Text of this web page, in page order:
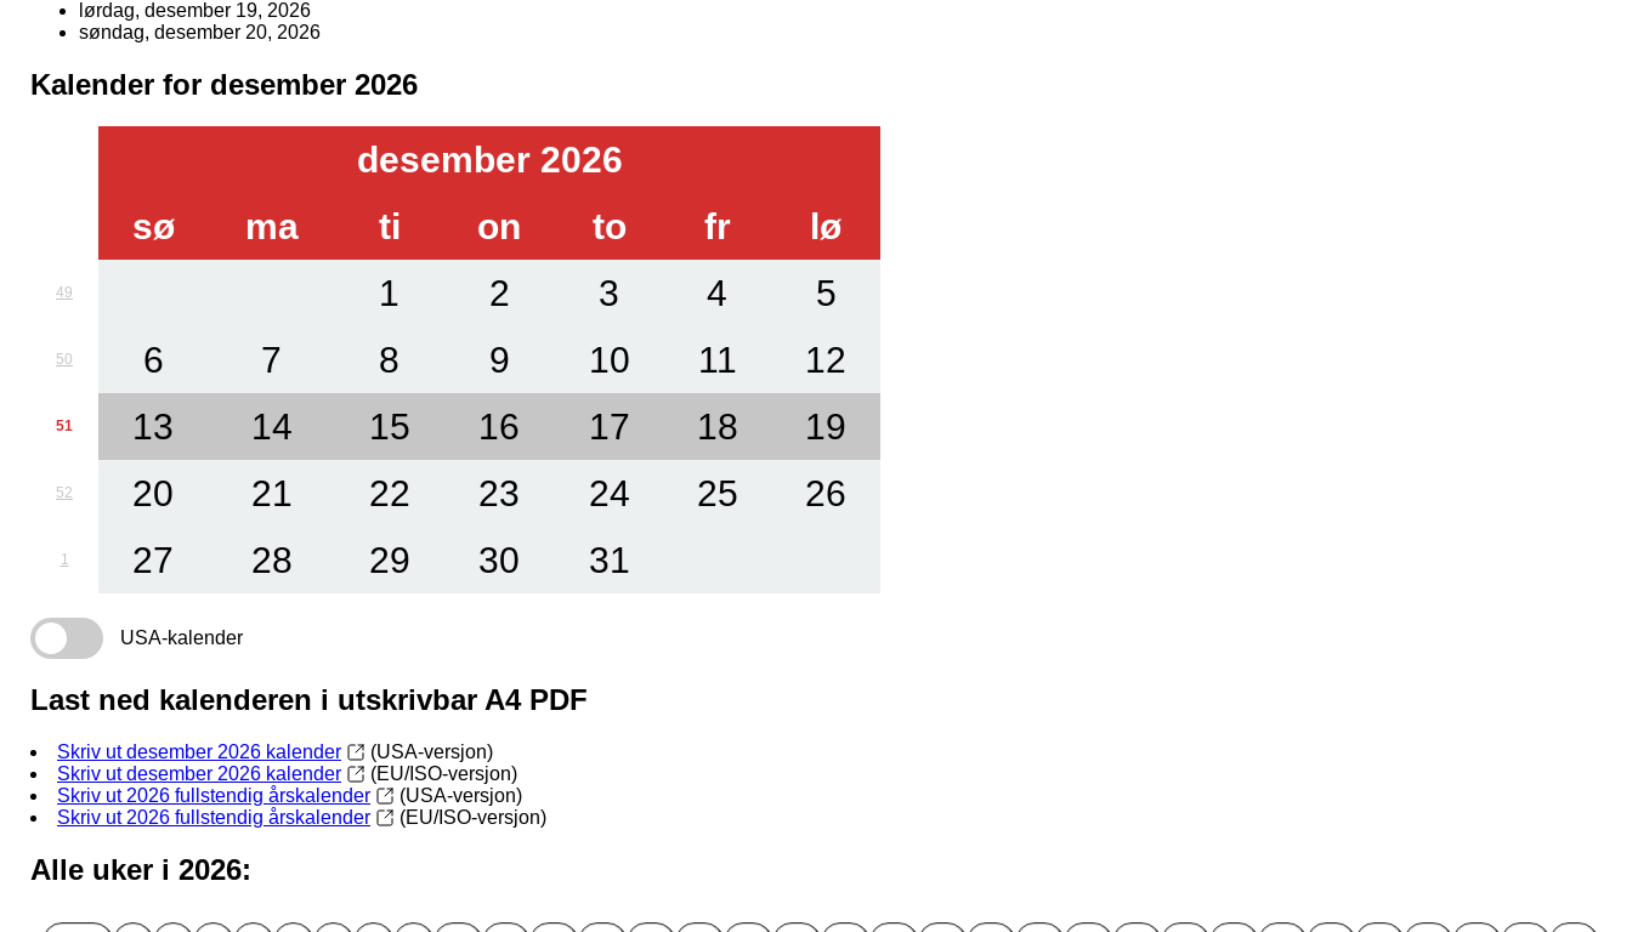
lørdag, desember 19, 2026
søndag, desember 20, 2026
Kalender for desember 2026
desember 2026
sø
ma ti on to fr lø
49 1 2 3 4 5
50 6 7 8 9 10 11 12
51 13 14 15 16 17 18 19
52 20 21 22 23 24 25 26
1 27 28 29 30 31
USA-kalender
Last ned kalenderen i utskrivbar A4 PDF
Skriv ut desember 2026 kalender
(USA-versjon)
Skriv ut desember 2026 kalender
(EU/ISO-versjon)
Skriv ut 2026 fullstendig årskalender
(USA-versjon)
Skriv ut 2026 fullstendig årskalender
(EU/ISO-versjon)
Alle uker i 2026: